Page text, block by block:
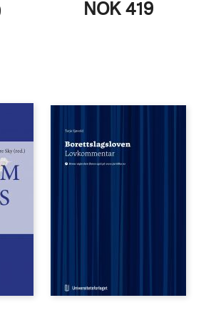
NOK 419